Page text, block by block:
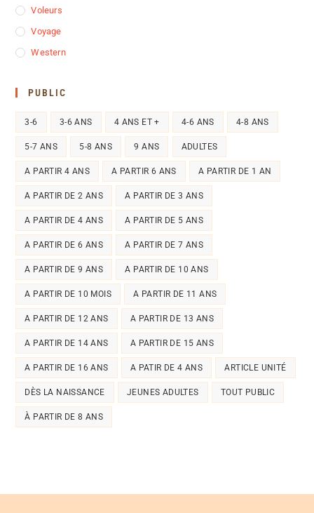
Voleurs
Voyage
Western
PUBLIC
3-6 3-6 ANS 4 ANS ET + 4-6 ANS 4-8 ANS
5-7 ANS 5-8 ANS 9 ANS ADULTES
A PARTIR 4 ANS A PARTIR 6 ANS A PARTIR DE 1 AN
A PARTIR DE 2 ANS A PARTIR DE 3 ANS
A PARTIR DE 4 ANS A PARTIR DE 5 ANS
A PARTIR DE 6 ANS A PARTIR DE 7 ANS
A PARTIR DE 9 ANS A PARTIR DE 10 ANS
A PARTIR DE 10 MOIS A PARTIR DE 11 ANS
A PARTIR DE 12 ANS A PARTIR DE 13 ANS
A PARTIR DE 14 ANS A PARTIR DE 15 ANS
A PARTIR DE 16 ANS A PATIR DE 4 ANS ARTICLE UNITÉ
DÈS LA NAISSANCE JEUNES ADULTES TOUT PUBLIC
À PARTIR DE 8 ANS